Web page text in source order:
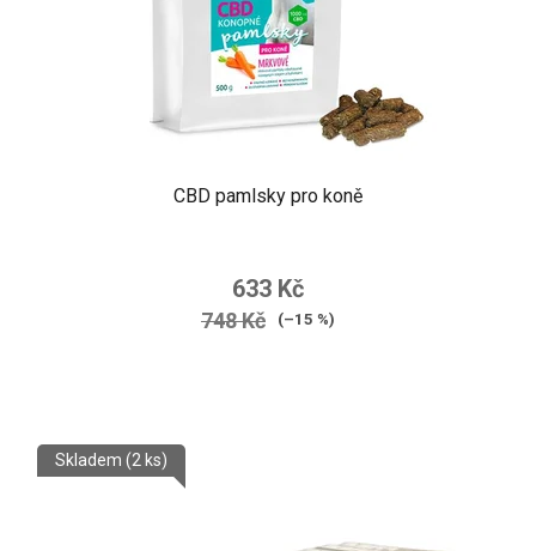
CBD pamlsky pro koně
633 Kč
748 Kč (–15 %)
Skladem (2 ks)